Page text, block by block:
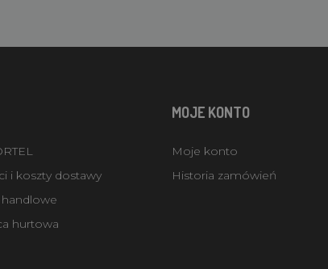
i koszty dostawy
hurtowa
MOJE KONTO
Moje konto
Historia zamówień